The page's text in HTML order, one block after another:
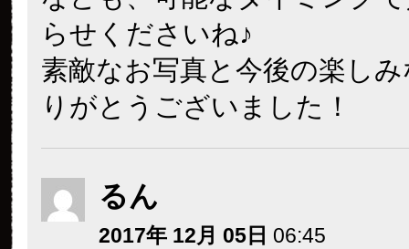
らせくださいね♪
素敵なお写真と今後の楽し
りがとうございました！
るん
2017年 12月 05日 06:45